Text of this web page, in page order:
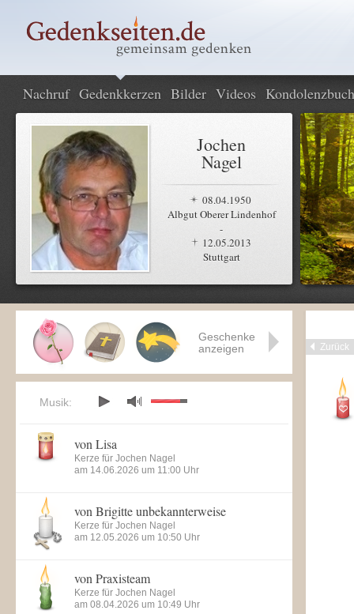
Nachruf Gedenkkerzen Bilder Videos Kondolenzbuch
Jochen
Nagel
08.04.1950
Albgut Oberer Lindenhof
-
12.05.2013
Stuttgart
Zurück
Geschenke
anzeigen
Musik:
von Lisa
Kerze für Jochen Nagel
am 14.06.2026 um 11:00 Uhr
von Brigitte unbekannterweise
Kerze für Jochen Nagel
am 12.05.2026 um 10:50 Uhr
von Praxisteam
Kerze für Jochen Nagel
am 08.04.2026 um 10:49 Uhr